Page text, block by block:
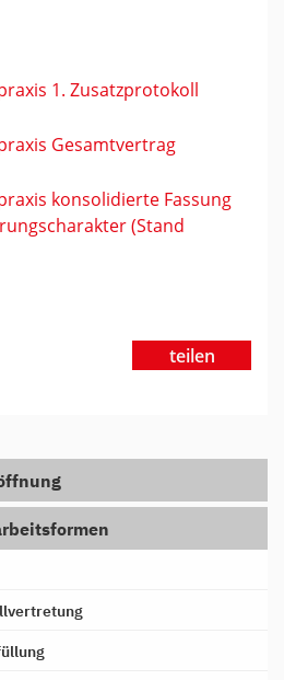
1. Zusatzprotokoll
Gesamtvertrag
konsolidierte Fassung
(Stand
teilen